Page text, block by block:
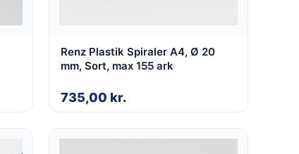
Renz Plastik Spiraler A4, Ø 20
mm, Sort, max 155 ark
735,00 kr.